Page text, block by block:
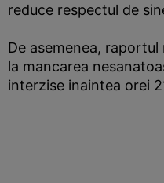
reduce respectul de
De asemenea,
la mancarea
interzise inaintea orei